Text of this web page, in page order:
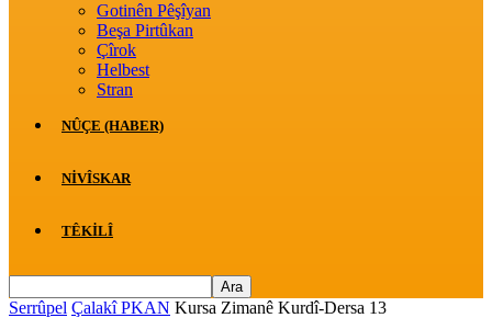
Gotinên Pêşîyan
Beşa Pirtûkan
Çîrok
Helbest
Stran
NÛÇE (HABER)
NIVÎSKAR
TÊKILÎ
Serrûpel Çalakî PKAN Kursa Zimanê Kurdî-Dersa 13